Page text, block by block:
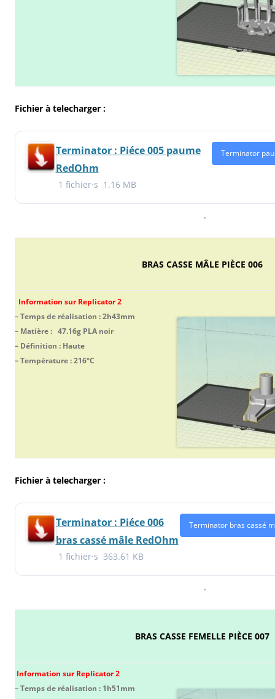
Fichier à telecharger :
Terminator : Piéce 005 paume
RedOhm
1 fichier·s 1.16 MB
Terminator
.
BRAS CASSE MÂLE PIÈCE 006
Information sur Replicator 2
– Temps de réalisation : 2h43mm
– Matière : 47.16g PLA noir
– Définition : Haute
– Température : 216°C
Fichier à telecharger :
Terminator : Piéce 006
bras cassé mâle RedOhm
1 fichier·s 363.61 KB
Terminator bras cassé
.
BRAS CASSE FEMELLE PIÈCE 007
Information sur Replicator 2
– Temps de réalisation : 1h51mm